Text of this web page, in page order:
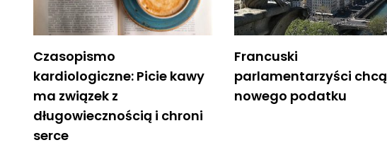
Czasopismo
kardiologiczne: Picie kawy
ma związek z
długowiecznością i chroni
serce
Francuski
parlamentarzyści chcą
nowego podatku